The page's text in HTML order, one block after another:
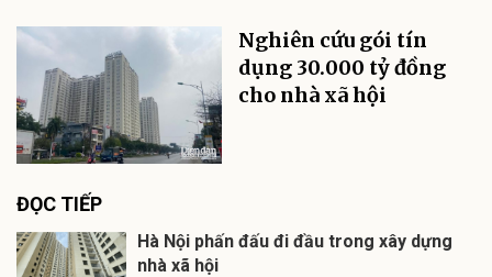
Nghiên cứu gói tín
dụng 30.000 tỷ đồng
cho nhà xã hội
ĐỌC TIẾP
Hà Nội phấn đấu đi đầu trong xây dựng
nhà xã hội